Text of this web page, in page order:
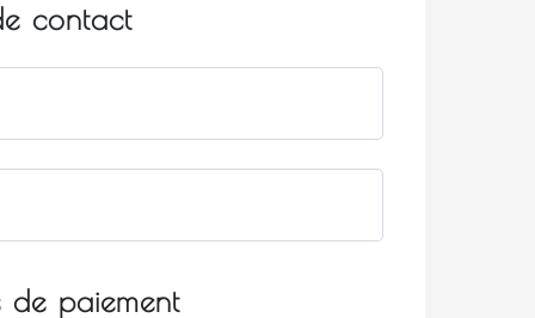
contact
de paiement